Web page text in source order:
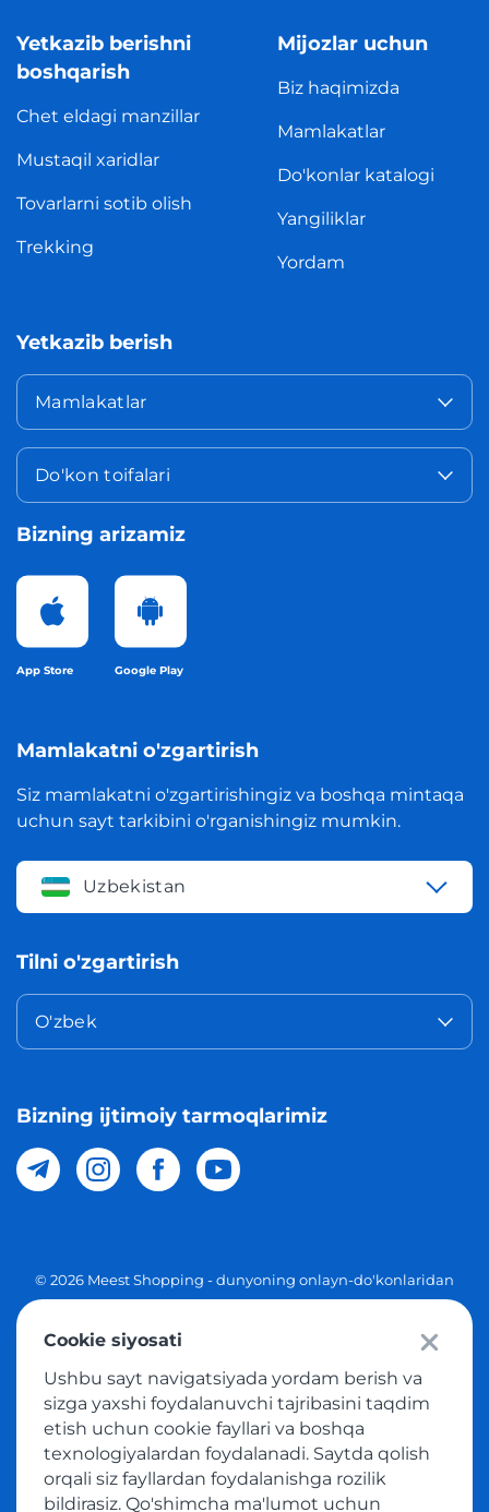
Yetkazib berishni
boshqarish
Chet eldagi manzillar
Mustaqil xaridlar
Tovarlarni sotib olish
Trekking
Mijozlar uchun
Biz haqimizda
Mamlakatlar
Do'konlar katalogi
Yangiliklar
Yordam
Yetkazib berish
Mamlakatlar
Do'kon toifalari
Bizning arizamiz
App Store Google Play
Mamlakatni o'zgartirish
Siz mamlakatni o'zgartirishingiz va boshqa mintaqa
uchun sayt tarkibini o'rganishingiz mumkin.
Uzbekistan
Tilni o'zgartirish
O'zbek
Bizning ijtimoiy tarmoqlarimiz
© 2026 Meest Shopping - dunyoning onlayn-do'konlaridan
Ommaviy taklif
Tovar sotib olish xizmatidan foydalanish shartlari
Cookie siyosati
Ushbu sayt navigatsiyada yordam berish va
sizga yaxshi foydalanuvchi tajribasini taqdim
etish uchun cookie fayllari va boshqa
texnologiyalardan foydalanadi. Saytda qolish
orqali siz fayllardan foydalanishga rozilik
bildirasiz. Qo'shimcha ma'lumot uchun